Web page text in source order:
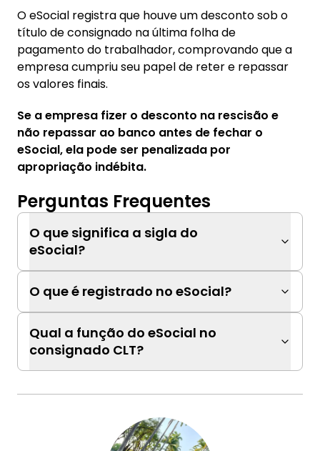
O eSocial registra que houve um desconto sob o
título de consignado na última folha de
pagamento do trabalhador, comprovando que a
empresa cumpriu seu papel de reter e repassar
os valores finais.
Se a empresa fizer o desconto na rescisão e
não repassar ao banco antes de fechar o
eSocial, ela pode ser penalizada por
apropriação indébita.
Perguntas Frequentes
O que significa a sigla do
eSocial?
O que é registrado no eSocial?
Qual a função do eSocial no
consignado CLT?